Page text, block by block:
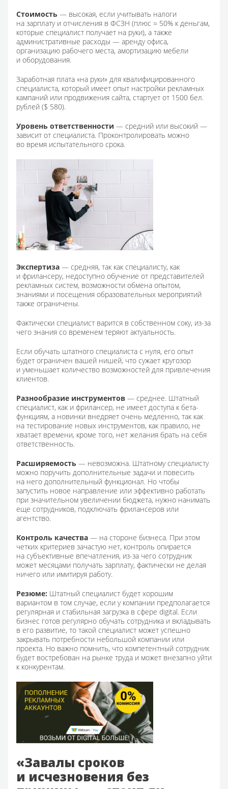
Стоимость — высокая, если учитывать налоги
на зарплату и отчисления в ФСЗН (плюс ≈ 50% к деньгам,
которые специалист получает на руки), а также
административные расходы — аренду офиса,
организацию рабочего места, амортизацию мебели
и оборудования.
Заработная плата «на руки» для квалифицированного
специалиста, который имеет опыт настройки рекламных
кампаний или продвижения сайта, стартует от 1500 бел.
рублей ($ 580).
Уровень ответственности — средний или высокий —
зависит от специалиста. Проконтролировать можно
во время испытательного срока.
Экспертиза — средняя, так как специалисту, как
и фрилансеру, недоступно обучение от представителей
рекламных систем, возможности обмена опытом,
знаниями и посещения образовательных мероприятий
также ограничены.
Фактически специалист варится в собственном соку, из-за
чего знания со временем теряют актуальность.
Если обучать штатного специалиста с нуля, его опыт
будет ограничен вашей нишей, что сужает кругозор
и уменьшает количество возможностей для привлечения
клиентов.
Разнообразие инструментов — среднее. Штатный
специалист, как и фрилансер, не имеет доступа к бета-
функциям, а новинки внедряет очень медленно, так как
на тестирование новых инструментов, как правило, не
хватает времени, кроме того, нет желания брать на себя
ответственность.
Расширяемость — невозможна. Штатному специалисту
можно поручить дополнительные задачи и повесить
на него дополнительный функционал. Но чтобы
запустить новое направление или эффективно работать
при значительном увеличении бюджета, нужно нанимать
еще сотрудников, подключать фрилансеров или
агентство.
Контроль качества — на стороне бизнеса. При этом
четких критериев зачастую нет, контроль опирается
на субъективные впечатления, из-за чего сотрудник
может месяцами получать зарплату, фактически не делая
ничего или имитируя работу.
Резюме: Штатный специалист будет хорошим
вариантом в том случае, если у компании предполагается
регулярная и стабильная загрузка в сфере digital. Если
бизнес готов регулярно обучать сотрудника и вкладывать
в его развитие, то такой специалист может успешно
закрывать потребности небольшой компании или
проекта. Но важно помнить, что компетентный сотрудник
будет востребован на рынке труда и может внезапно уйти
к конкурентам.
«Завалы сроков
и исчезновения без